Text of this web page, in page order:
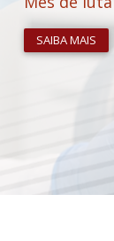
SAIBA MAIS